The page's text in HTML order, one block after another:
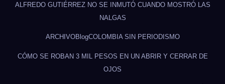
ALFREDO GUTIÉRREZ NO SE INMUTÓ CUANDO MOSTRÓ LAS
NALGAS
ARCHIVOBlogCOLOMBIA SIN PERIODISMO
CÓMO SE ROBAN 3 MIL PESOS EN UN ABRIR Y CERRAR DE
OJOS